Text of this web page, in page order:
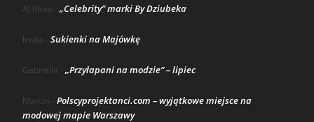
AJ Risso - „Celebrity” marki By Dziubeka
lenka - Sukienki na Majówkę
Gabriella - „Przyłapani na modzie” – lipiec
Marcin - Polscyprojektanci.com – wyjątkowe miejsce na
modowej mapie Warszawy